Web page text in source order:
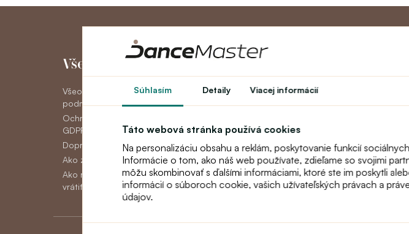
Súhlasím Detaily Viacej informácií
Táto webová stránka používá cookies
Na personalizáciu obsahu a reklám, poskytovanie funkcií
Informácie o tom, ako náš web používate, zdieľame so svojimi
môžu skombinovať s ďalšími informáciami, ktoré ste im poskytli
informácií o súboroch cookie, vašich užívateľských právach a
údajov.
Všetko o nákupe
Všeobecné obchodné
podmienky
Ochrana osobných údajov
GDPR
Doprava
Ako zaplatiť
Ako reklamovať, vymeniť alebo
vrátiť tovar
Môj účet
História objednávok
Študent